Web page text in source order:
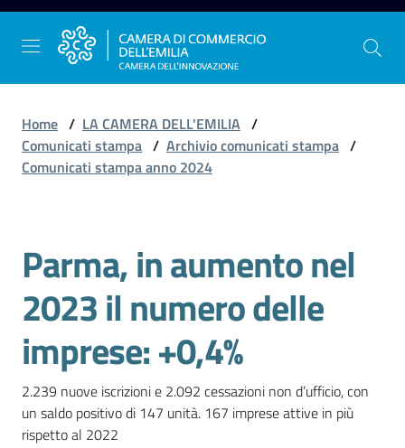
Vai al contenuto
Vai alla navigazione
Vai al footer
Gestire
l'impresa
Promuovere
l'impresa
e
Home / LA CAMERA DELL'EMILIA /
Comunicati stampa / Archivio comunicati stampa /
Comunicati stampa anno 2024
Salta al contenuto
Parma, in aumento nel
2023 il numero delle
imprese: +0,4%
2.239 nuove iscrizioni e 2.092 cessazioni non d’ufficio, con
un saldo positivo di 147 unità. 167 imprese attive in più
rispetto al 2022